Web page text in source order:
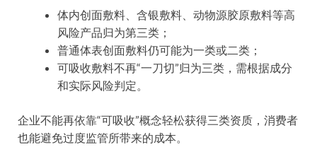
体内创面敷料、含银敷料、动物源胶原敷料等高
风险产品归为第三类；
普通体表创面敷料仍可能为一类或二类；
可吸收敷料不再“一刀切”归为三类，需根据成分
和实际风险判定。
企业不能再依靠“可吸收”概念轻松获得三类资质，消费者
也能避免过度监管所带来的成本。